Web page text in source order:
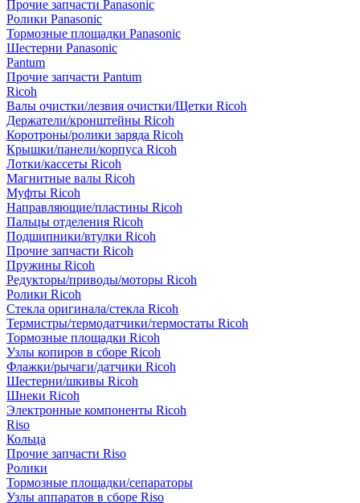
Прочие запчасти Panasonic
Ролики Panasonic
Тормозные площадки Panasonic
Шестерни Panasonic
Pantum
Прочие запчасти Pantum
Ricoh
Валы очистки/лезвия очистки/Щетки Ricoh
Держатели/кронштейны Ricoh
Коротроны/ролики заряда Ricoh
Крышки/панели/корпуса Ricoh
Лотки/кассеты Ricoh
Магнитные валы Ricoh
Муфты Ricoh
Направляющие/пластины Ricoh
Пальцы отделения Ricoh
Подшипники/втулки Ricoh
Прочие запчасти Ricoh
Пружины Ricoh
Редукторы/приводы/моторы Ricoh
Ролики Ricoh
Стекла оригинала/стекла Ricoh
Термистры/термодатчики/термостаты Ricoh
Тормозные площадки Ricoh
Узлы копиров в сборе Ricoh
Флажки/рычаги/датчики Ricoh
Шестерни/шкивы Ricoh
Шнеки Ricoh
Электронные компоненты Ricoh
Riso
Кольца
Прочие запчасти Riso
Ролики
Тормозные площадки/сепараторы
Узлы аппаратов в сборе Riso